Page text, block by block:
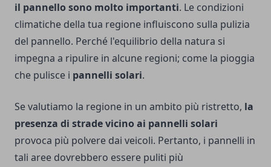
il pannello sono molto importanti. Le condizioni
climatiche della tua regione influiscono sulla pulizia
del pannello. Perché l'equilibrio della natura si
impegna a ripulire in alcune regioni; come la pioggia
che pulisce i pannelli solari.
Se valutiamo la regione in un ambito più ristretto, la
presenza di strade vicino ai pannelli solari
provoca più polvere dai veicoli. Pertanto, i pannelli in
tali aree dovrebbero essere puliti più